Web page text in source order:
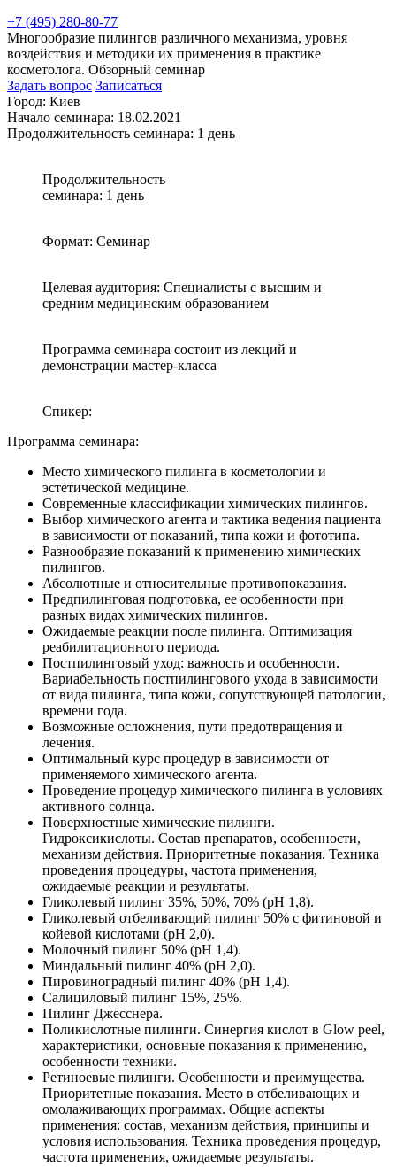
+7 (495) 280-80-77
Многообразие пилингов различного механизма, уровня
воздействия и методики их применения в практике
косметолога. Обзорный семинар
Задать вопрос Записаться
Город: Киев
Начало семинара: 18.02.2021
Продолжительность семинара: 1 день
Продолжительность
семинара: 1 день
Формат: Семинар
Целевая аудитория: Специалисты с высшим и
средним медицинским образованием
Программа семинара состоит из лекций и
демонстрации мастер-класса
Спикер:
Программа семинара:
Место химического пилинга в косметологии и
эстетической медицине.
Современные классификации химических пилингов.
Выбор химического агента и тактика ведения пациента
в зависимости от показаний, типа кожи и фототипа.
Разнообразие показаний к применению химических
пилингов.
Абсолютные и относительные противопоказания.
Предпилинговая подготовка, ее особенности при
разных видах химических пилингов.
Ожидаемые реакции после пилинга. Оптимизация
реабилитационного периода.
Постпилинговый уход: важность и особенности.
Вариабельность постпилингового ухода в зависимости
от вида пилинга, типа кожи, сопутствующей патологии,
времени года.
Возможные осложнения, пути предотвращения и
лечения.
Оптимальный курс процедур в зависимости от
применяемого химического агента.
Проведение процедур химического пилинга в условиях
активного солнца.
Поверхностные химические пилинги.
Гидроксикислоты. Состав препаратов, особенности,
механизм действия. Приоритетные показания. Техника
проведения процедуры, частота применения,
ожидаемые реакции и результаты.
Гликолевый пилинг 35%, 50%, 70% (рН 1,8).
Гликолевый отбеливающий пилинг 50% с фитиновой и
койевой кислотами (рН 2,0).
Молочный пилинг 50% (рН 1,4).
Миндальный пилинг 40% (рН 2,0).
Пировиноградный пилинг 40% (рН 1,4).
Салициловый пилинг 15%, 25%.
Пилинг Джесснера.
Поликислотные пилинги. Синергия кислот в Glow peel,
характеристики, основные показания к применению,
особенности техники.
Ретиноевые пилинги. Особенности и преимущества.
Приоритетные показания. Место в отбеливающих и
омолаживающих программах. Общие аспекты
применения: состав, механизм действия, принципы и
условия использования. Техника проведения процедур,
частота применения, ожидаемые результаты.